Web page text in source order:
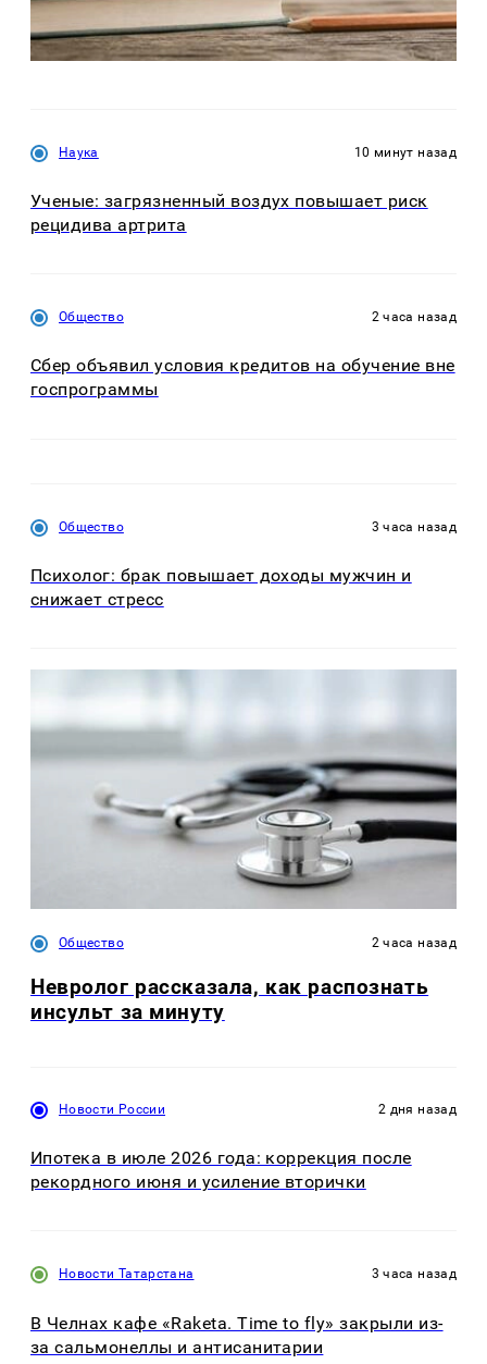
Наука 10 минут назад
Ученые: загрязненный воздух повышает риск
рецидива артрита
Общество 2 часа назад
Сбер объявил условия кредитов на обучение вне
госпрограммы
Общество 3 часа назад
Психолог: брак повышает доходы мужчин и
снижает стресс
Общество 2 часа назад
Невролог рассказала, как распознать
инсульт за минуту
Новости России 2 дня назад
Ипотека в июле 2026 года: коррекция после
рекордного июня и усиление вторички
Новости Татарстана 3 часа назад
В Челнах кафе «Raketa. Time to fly» закрыли из-
за сальмонеллы и антисанитарии